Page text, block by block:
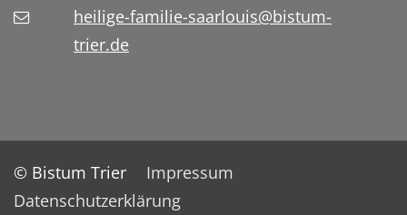
heilige-familie-saarlouis@bistum-
trier.de
© Bistum Trier
Impressum
Datenschutzerklärung